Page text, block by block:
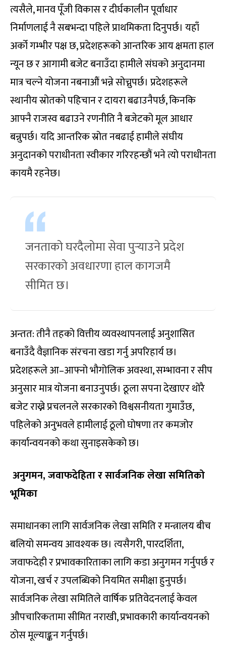
त्यसैले, मानव पूँजी विकास र दीर्घकालीन पूर्वाधार
निर्माणलाई नै सबभन्दा पहिले प्राथमिकता दिनुपर्छ। यहाँ
अर्को गम्भीर पक्ष छ, प्रदेशहरूको आन्तरिक आय क्षमता हाल
न्यून छ र आगामी बजेट बनाउँदा हामीले संघको अनुदानमा
मात्र चल्ने योजना नबनाऔं भन्ने सोच्नुपर्छ। प्रदेशहरूले
स्थानीय स्रोतको पहिचान र दायरा बढाउनैपर्छ, किनकि
आफ्नै राजस्व बढाउने रणनीति नै बजेटको मूल आधार
बन्नुपर्छ। यदि आन्तरिक स्रोत नबढाई हामीले संघीय
अनुदानको पराधीनता स्वीकार गरिरहन्छौं भने त्यो पराधीनता
कायमै रहनेछ।
जनताको घरदैलोमा सेवा पुर्‍याउने प्रदेश
सरकारको अवधारणा हाल कागजमै
सीमित छ।
अन्तत: तीनै तहको वित्तीय व्यवस्थापनलाई अनुशासित
बनाउँदै वैज्ञानिक संरचना खडा गर्नु अपरिहार्य छ।
प्रदेशहरूले आ–आफ्नो भौगोलिक अवस्था, सम्भावना र सीप
अनुसार मात्र योजना बनाउनुपर्छ। ठूला सपना देखाएर थोरै
बजेट राख्ने प्रचलनले सरकारको विश्वसनीयता गुमाउँछ,
पहिलेको अनुभवले हामीलाई ठूलो घोषणा तर कमजोर
कार्यान्वयनको कथा सुनाइसकेको छ।
अनुगमन, जवाफदेहिता र सार्वजनिक लेखा समितिको
भूमिका
समाधानका लागि सार्वजनिक लेखा समिति र मन्त्रालय बीच
बलियो समन्वय आवश्यक छ। त्यसैगरी, पारदर्शिता,
जवाफदेही र प्रभावकारिताका लागि कडा अनुगमन गर्नुपर्छ र
योजना, खर्च र उपलब्धिको नियमित समीक्षा हुनुपर्छ।
सार्वजनिक लेखा समितिले वार्षिक प्रतिवेदनलाई केवल
औपचारिकतामा सीमित नराखी, प्रभावकारी कार्यान्वयनको
ठोस मूल्याङ्कन गर्नुपर्छ।